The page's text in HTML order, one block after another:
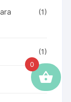
(1)
(1)
(2)
0